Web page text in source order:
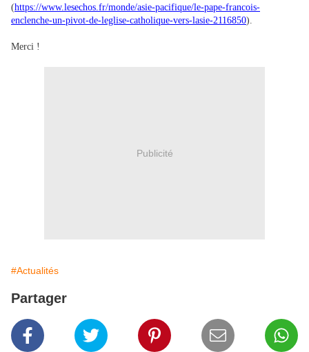
(https://www.lesechos.fr/monde/asie-pacifique/le-pape-francois-
enclenche-un-pivot-de-leglise-catholique-vers-lasie-2116850).
Merci !
Publicité
#Actualités
Partager